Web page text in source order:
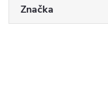
Značka